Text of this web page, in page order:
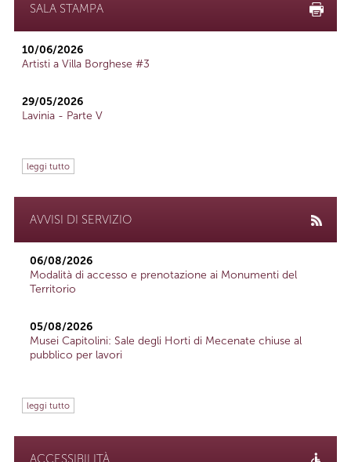
SALA STAMPA
10/06/2026
Artisti a Villa Borghese #3
29/05/2026
Lavinia - Parte V
leggi tutto
AVVISI DI SERVIZIO
06/08/2026
Modalità di accesso e prenotazione ai Monumenti del
Territorio
05/08/2026
Musei Capitolini: Sale degli Horti di Mecenate chiuse al
pubblico per lavori
leggi tutto
ACCESSIBILITÀ